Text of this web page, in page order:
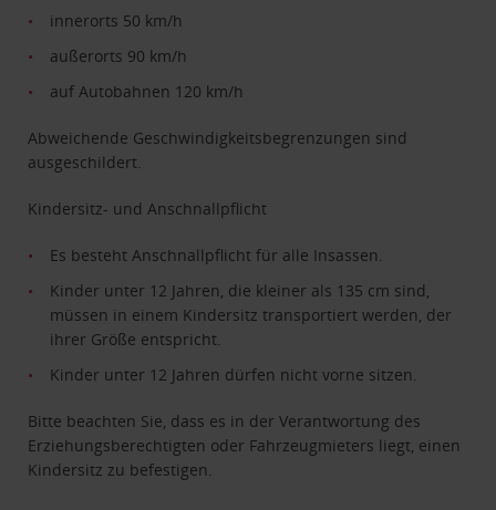
innerorts 50 km/h
außerorts 90 km/h
auf Autobahnen 120 km/h
Abweichende Geschwindigkeitsbegrenzungen sind
ausgeschildert.
Kindersitz- und Anschnallpflicht
Es besteht Anschnallpflicht für alle Insassen.
Kinder unter 12 Jahren, die kleiner als 135 cm sind,
müssen in einem Kindersitz transportiert werden, der
ihrer Größe entspricht.
Kinder unter 12 Jahren dürfen nicht vorne sitzen.
Bitte beachten Sie, dass es in der Verantwortung des
Erziehungsberechtigten oder Fahrzeugmieters liegt, einen
Kindersitz zu befestigen.